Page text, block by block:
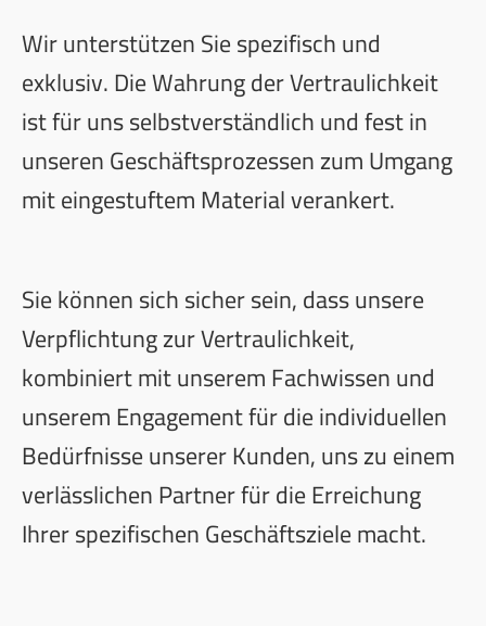
Wir unterstützen Sie spezifisch und
exklusiv. Die Wahrung der Vertraulichkeit
ist für uns selbstverständlich und fest in
unseren Geschäftsprozessen zum Umgang
mit eingestuftem Material verankert.
Sie können sich sicher sein, dass unsere
Verpflichtung zur Vertraulichkeit,
kombiniert mit unserem Fachwissen und
unserem Engagement für die individuellen
Bedürfnisse unserer Kunden, uns zu einem
verlässlichen Partner für die Erreichung
Ihrer spezifischen Geschäftsziele macht.